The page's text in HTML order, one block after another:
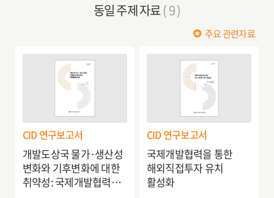
동일 주제 자료( 9 )
주요 관련자료
CID 연구보고서
개발도상국 물가·생산성
변화와 기후변화에 대한
취약성: 국제개발협력
CID 연구보고서
국제개발협력을 통한
해외직접투자 유치
활성화